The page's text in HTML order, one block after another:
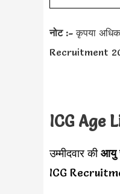
नोट :- कृपया
Recruitment
ICG Age
उम्मीदवार कीआयु
ICG